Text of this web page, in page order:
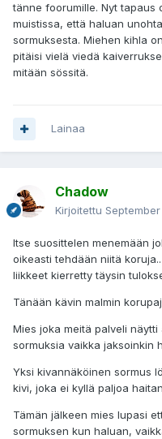
tänne foorumille. Nyt tapaus
muistissa, että haluan
sormuksesta. Miehen kihla
pitäisi vielä viedä
mitään sössitä.
Lainaa
Chadow
Kirjoitettu September
Itse suosittelen menemään
oikeasti tehdään niitä
liikkeet kierretty täysin
Tänään kävin malmin
Mies joka meitä palveli
sormuksia vaikka jaksoinkin
Yksi kivannäköinen sormus
kivi, joka ei kyllä paljoa
Tämän jälkeen mies lupasi
sormuksen kun haluan,